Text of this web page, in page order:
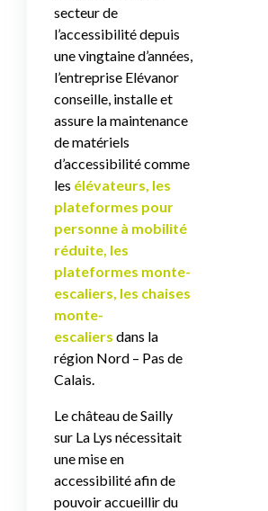
secteur de
l’accessibilité depuis
une vingtaine d’années,
l’entreprise Elévanor
conseille, installe et
assure la maintenance
de matériels
d’accessibilité comme
les élévateurs, les
plateformes pour
personne à mobilité
réduite, les
plateformes monte-
escaliers, les chaises
monte-
escaliers dans la
région Nord – Pas de
Calais
Le château de Sailly
sur La Lys nécessitait
une mise en
accessibilité afin de
pouvoir accueillir du